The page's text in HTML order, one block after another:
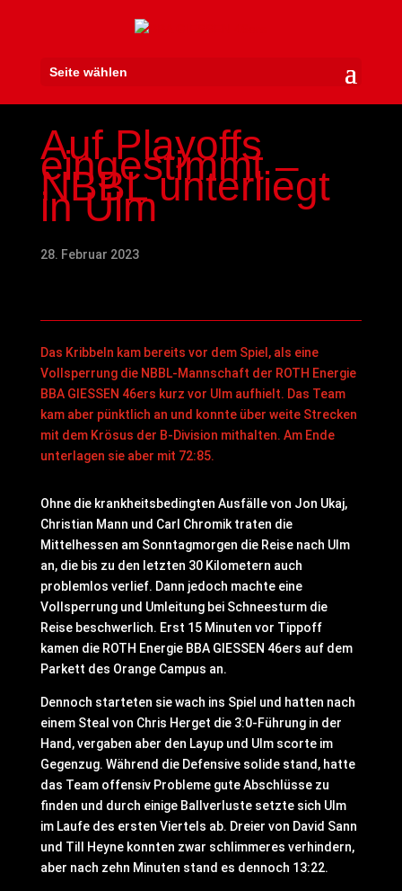
Seite wählen
Auf Playoffs
eingestimmt –
NBBL unterliegt
in Ulm
28. Februar 2023
Das Kribbeln kam bereits vor dem Spiel, als eine
Vollsperrung die NBBL-Mannschaft der ROTH Energie
BBA GIESSEN 46ers kurz vor Ulm aufhielt. Das Team
kam aber pünktlich an und konnte über weite Strecken
mit dem Krösus der B-Division mithalten. Am Ende
unterlagen sie aber mit 72:85.
Ohne die krankheitsbedingten Ausfälle von Jon Ukaj,
Christian Mann und Carl Chromik traten die
Mittelhessen am Sonntagmorgen die Reise nach Ulm
an, die bis zu den letzten 30 Kilometern auch
problemlos verlief. Dann jedoch machte eine
Vollsperrung und Umleitung bei Schneesturm die
Reise beschwerlich. Erst 15 Minuten vor Tippoff
kamen die ROTH Energie BBA GIESSEN 46ers auf dem
Parkett des Orange Campus an.
Dennoch starteten sie wach ins Spiel und hatten nach
einem Steal von Chris Herget die 3:0-Führung in der
Hand, vergaben aber den Layup und Ulm scorte im
Gegenzug. Während die Defensive solide stand, hatte
das Team offensiv Probleme gute Abschlüsse zu
finden und durch einige Ballverluste setzte sich Ulm
im Laufe des ersten Viertels ab. Dreier von David Sann
und Till Heyne konnten zwar schlimmeres verhindern,
aber nach zehn Minuten stand es dennoch 13:22.